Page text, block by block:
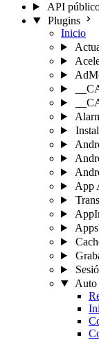
API
Plugins
Inicio
App
Auto